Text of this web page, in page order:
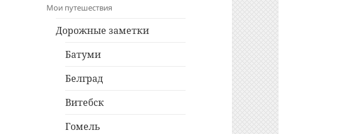
Мои путешествия
Дорожные заметки
Батуми
Белград
Витебск
Гомель